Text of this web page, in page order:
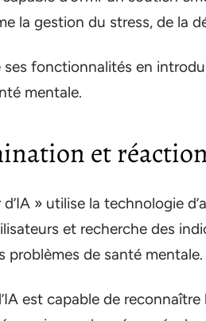
la gestion du stress, de la
ses fonctionnalités en
mentale.
et
» utilise la technologie
et recherche des
problèmes de santé mentale.
est capable de